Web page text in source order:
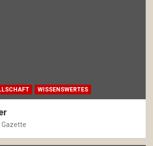
WISSENSWERTES
Gazette